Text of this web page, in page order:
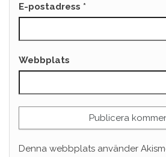
E-postadress *
Webbplats
Denna webbplats använder